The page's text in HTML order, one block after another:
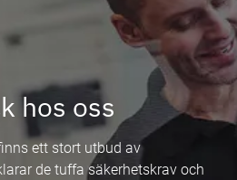
hos oss
ett stort utbud av
de tuffa säkerhetskrav och